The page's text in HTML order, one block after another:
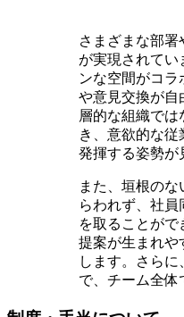
さまざまな部
が実現されてい
ンな空間がコ
や意見交換が自
層的な組織で
き、意欲的な
発揮する姿勢が
また、垣根の
らわれず、社
を取ることが
提案が生まれや
します。さら
で、チーム全体